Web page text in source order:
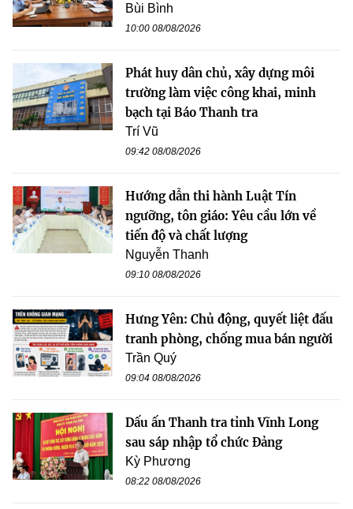
Bùi Bình
10:00 08/08/2026
Phát huy dân chủ, xây dựng môi
trường làm việc công khai, minh
bạch tại Báo Thanh tra
Trí Vũ
09:42 08/08/2026
Hướng dẫn thi hành Luật Tín
ngưỡng, tôn giáo: Yêu cầu lớn về
tiến độ và chất lượng
Nguyễn Thanh
09:10 08/08/2026
Hưng Yên: Chủ động, quyết liệt đấu
tranh phòng, chống mua bán người
Trần Quý
09:04 08/08/2026
Dấu ấn Thanh tra tỉnh Vĩnh Long
sau sáp nhập tổ chức Đảng
Kỳ Phương
08:22 08/08/2026